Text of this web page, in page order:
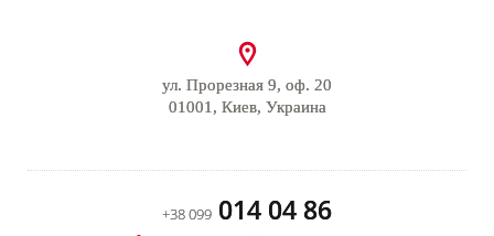
ул. Прорезная 9, оф. 20
01001, Киев, Украина
+38 099 014 04 86